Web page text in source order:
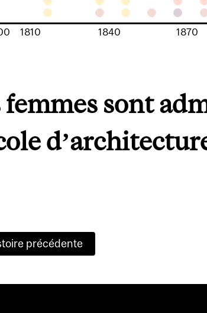
1810 1840 1870
femmes sont
précédente